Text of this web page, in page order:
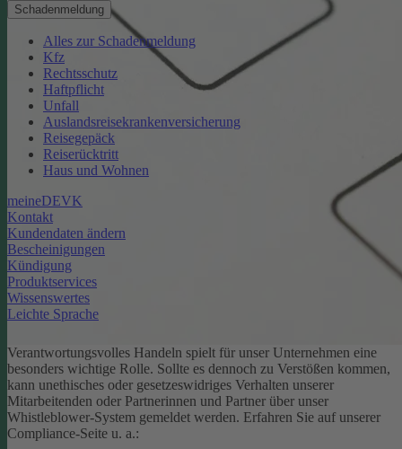
Schadenmeldung
Alles zur Schadenmeldung
Kfz
Rechtsschutz
Haftpflicht
Unfall
Auslandsreisekrankenversicherung
Reisegepäck
Reiserücktritt
Haus und Wohnen
meineDEVK
Kontakt
Kundendaten ändern
Bescheinigungen
Kündigung
Produktservices
Wissenswertes
Leichte Sprache
Verantwortungsvolles Handeln spielt für unser Unternehmen eine
besonders wichtige Rolle. Sollte es dennoch zu Verstößen kommen,
kann unethisches oder gesetzeswidriges Verhalten unserer
Mitarbeitenden oder Partnerinnen und Partner über unser
Whistleblower-System gemeldet werden. Erfahren Sie auf unserer
Compliance-Seite u. a.: